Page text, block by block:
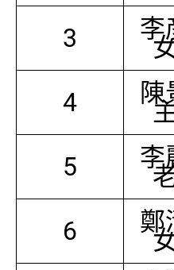
3 李
4 陳
5 李
6 鄭